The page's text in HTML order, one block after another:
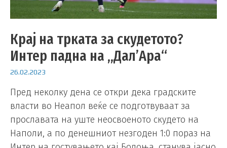
Крај на трката за скудетото?
Интер падна на „Дал’Ара“
26.02.2023
Пред неколку дена се откри дека градските
власти во Неапол веќе се подготвуваат за
прославата на уште неосвоеното скудето на
Наполи, а по денешниот незгоден 1:0 пораз на